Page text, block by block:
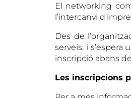
El networking
l’intercanvi
Des de
serveis; i
inscripció abans
Les inscripcions